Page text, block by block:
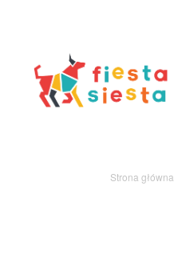
Strona główna